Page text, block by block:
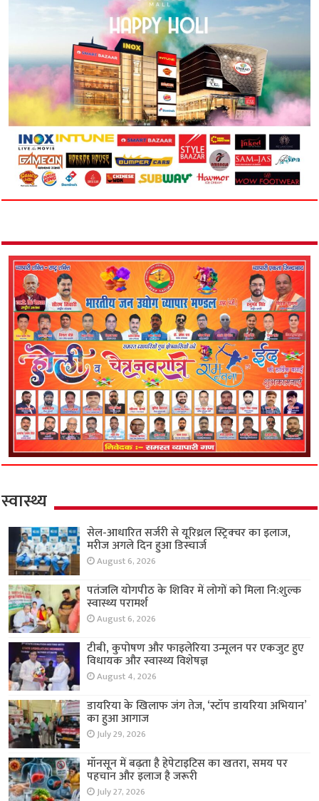
स्वास्थ्य
सेल-आधारित सर्जरी से यूरिथ्रल स्ट्रिक्चर का इलाज,
मरीज अगले दिन हुआ डिस्चार्ज
August 6, 2026
पतंजलि योगपीठ के शिविर में लोगों को मिला नि:शुल्क
स्वास्थ्य परामर्श
August 6, 2026
टीबी, कुपोषण और फाइलेरिया उन्मूलन पर एकजुट हुए
विधायक और स्वास्थ्य विशेषज्ञ
August 4, 2026
डायरिया के खिलाफ जंग तेज, ‘स्टॉप डायरिया अभियान’
का हुआ आगाज
July 29, 2026
मॉनसून में बढ़ता है हेपेटाइटिस का खतरा, समय पर
पहचान और इलाज है जरूरी
July 27, 2026